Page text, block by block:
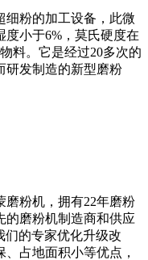
细粉的加工设备，此微
小于6%，莫氏硬度在
料。它是经过20多次的
研发制造的新型磨粉
磨粉机，拥有22年磨粉
的磨粉机制造商和供应
们的专家优化升级改
占地面积小等优点，